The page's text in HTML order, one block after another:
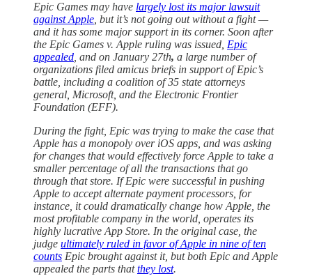
Epic Games may have largely lost its major lawsuit
against Apple , but it’s not going out without a fight —
and it has some major support in its corner. Soon after
the Epic Games v. Apple ruling was issued, Epic
appealed , and on January 27th, a large number of
organizations filed amicus briefs in support of Epic’s
battle, including a coalition of 35 state attorneys
general, Microsoft, and the Electronic Frontier
Foundation (EFF).
During the fight, Epic was trying to make the case that
Apple has a monopoly over iOS apps, and was asking
for changes that would effectively force Apple to take a
smaller percentage of all the transactions that go
through that store. If Epic were successful in pushing
Apple to accept alternate payment processors, for
instance, it could dramatically change how Apple, the
most profitable company in the world, operates its
highly lucrative App Store. In the original case, the
judge ultimately ruled in favor of Apple in nine of ten
counts Epic brought against it, but both Epic and Apple
appealed the parts thatthey lost.